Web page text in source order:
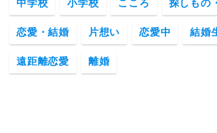
中学校 小学校 こころ 探しもの
恋愛・結婚 片想い 恋愛中 結婚
遠距離恋愛 離婚